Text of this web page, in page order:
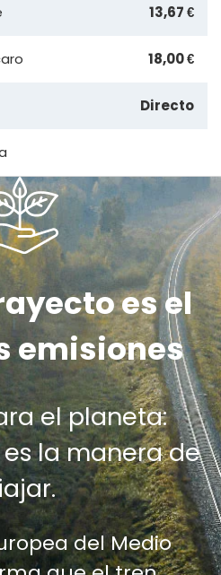
13,67 €
18,00 €
Directo
es el
emisiones
el planeta:
la manera de
del Medio